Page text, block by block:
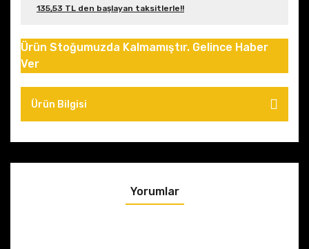
135,53 TL den başlayan taksitlerle!!
Ürün Stoğumuzda Kalmamıştır. Gelince Haber
Ver
Ürün Bilgisi
Yorumlar